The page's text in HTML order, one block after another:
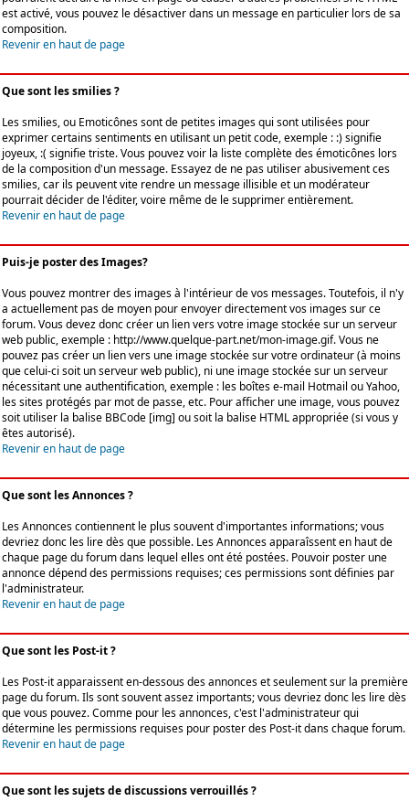
est activé, vous pouvez le désactiver dans un message en particulier lors de sa
composition.
Revenir en haut de page
Que sont les smilies ?
Les smilies, ou Emoticônes sont de petites images qui sont utilisées pour
exprimer certains sentiments en utilisant un petit code, exemple : :) signifie
joyeux, :( signifie triste. Vous pouvez voir la liste complète des émoticônes lors
de la composition d'un message. Essayez de ne pas utiliser abusivement ces
smilies, car ils peuvent vite rendre un message illisible et un modérateur
pourrait décider de l'éditer, voire même de le supprimer entièrement.
Revenir en haut de page
Puis-je poster des Images?
Vous pouvez montrer des images à l'intérieur de vos messages. Toutefois, il n'y
a actuellement pas de moyen pour envoyer directement vos images sur ce
forum. Vous devez donc créer un lien vers votre image stockée sur un serveur
web public, exemple : http://www.quelque-part.net/mon-image.gif. Vous ne
pouvez pas créer un lien vers une image stockée sur votre ordinateur (à moins
que celui-ci soit un serveur web public), ni une image stockée sur un serveur
nécessitant une authentification, exemple : les boîtes e-mail Hotmail ou Yahoo,
les sites protégés par mot de passe, etc. Pour afficher une image, vous pouvez
soit utiliser la balise BBCode [img] ou soit la balise HTML appropriée (si vous y
êtes autorisé).
Revenir en haut de page
Que sont les Annonces ?
Les Annonces contiennent le plus souvent d'importantes informations; vous
devriez donc les lire dès que possible. Les Annonces apparaîssent en haut de
chaque page du forum dans lequel elles ont été postées. Pouvoir poster une
annonce dépend des permissions requises; ces permissions sont définies par
l'administrateur.
Revenir en haut de page
Que sont les Post-it ?
Les Post-it apparaissent en-dessous des annonces et seulement sur la première
page du forum. Ils sont souvent assez importants; vous devriez donc les lire dès
que vous pouvez. Comme pour les annonces, c'est l'administrateur qui
détermine les permissions requises pour poster des Post-it dans chaque forum.
Revenir en haut de page
Que sont les sujets de discussions verrouillés ?